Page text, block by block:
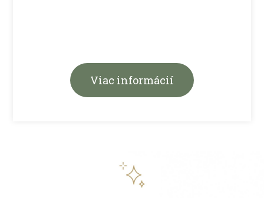
Viac informácií